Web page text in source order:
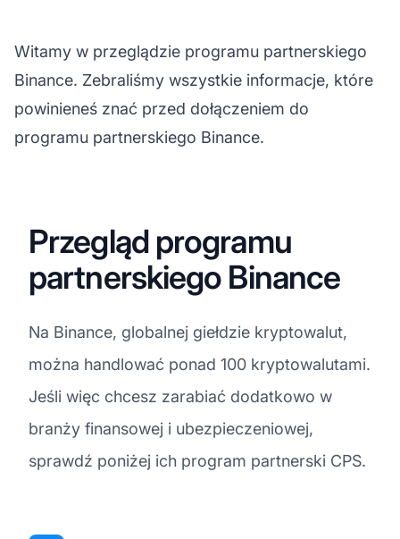
Witamy w przeglądzie programu partnerskiego
Binance. Zebraliśmy wszystkie informacje, które
powinieneś znać przed dołączeniem do
programu partnerskiego Binance.
Przegląd programu
partnerskiego Binance
Na Binance, globalnej giełdzie kryptowalut,
można handlować ponad 100 kryptowalutami.
Jeśli więc chcesz zarabiać dodatkowo w
branży finansowej i ubezpieczeniowej,
sprawdź poniżej ich program partnerski CPS.